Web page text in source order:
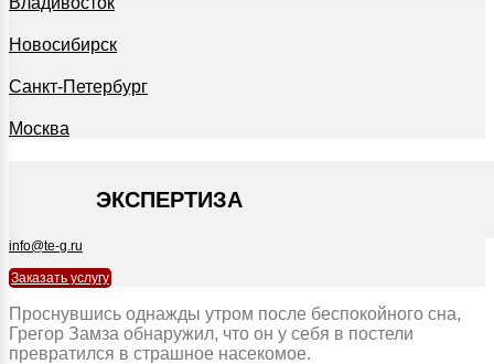
Новосибирск
Санкт-Петербург
Москва
ЭКСПЕРТИЗА
info@te-g.ru
Заказать услугу
Проснувшись однажды утром после беспокойного сна,
Грегор Замза обнаружил, что он у себя в постели
превратился в страшное насекомое.